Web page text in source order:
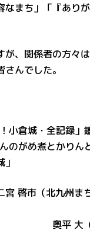
なまち」「『あり
、関係者の方々
んでした。
小倉城・全記
んのがめ煮と
啓市（北九州ま
（北九州
大刀洗町